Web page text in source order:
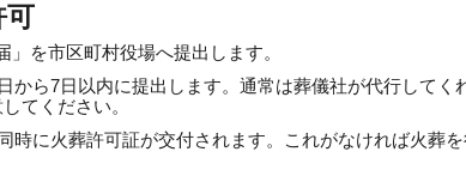
可
を市区町村役場へ提出します。
から7日以内に提出します。通常は葬儀社が代行してく
てください。
時に火葬許可証が交付されます。これがなければ火葬